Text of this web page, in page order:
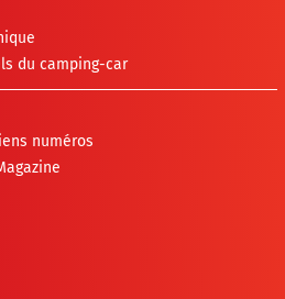
du camping-car
numéros